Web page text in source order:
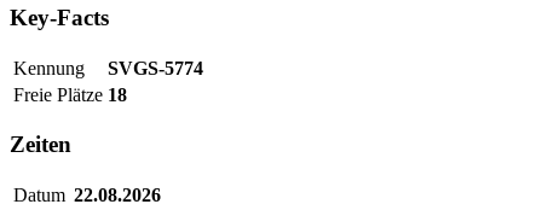
Key-Facts
Kennung
SVGS-5774
Freie Plätze 18
Zeiten
Datum 22.08.2026